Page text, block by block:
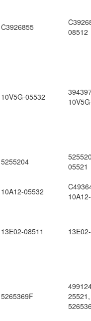
C3926855
08512
10V5G-05532
5255204
05521
10A12-05532
13E02-08511
5265369F